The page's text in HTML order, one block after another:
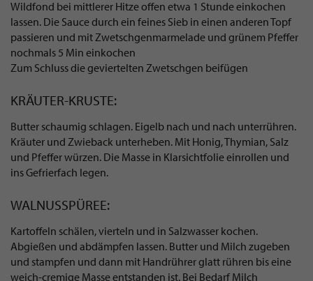
Wildfond bei mittlerer Hitze offen etwa 1 Stunde einkochen
lassen. Die Sauce durch ein feines Sieb in einen anderen Topf
passieren und mit Zwetschgenmarmelade und grünem Pfeffer
nochmals 5 Min einkochen
Zum Schluss die geviertelten Zwetschgen beifügen
KRÄUTER-KRUSTE:
Butter schaumig schlagen. Eigelb nach und nach unterrühren.
Kräuter und Zwieback unterheben. Mit Honig, Thymian, Salz
und Pfeffer würzen. Die Masse in Klarsichtfolie einrollen und
ins Gefrierfach legen.
WALNUSSPÜREE:
Kartoffeln schälen, vierteln und in Salzwasser kochen.
Abgießen und abdämpfen lassen. Butter und Milch zugeben
und stampfen und dann mit Handrührer glatt rühren bis eine
weich-cremige Masse entstanden ist. Bei Bedarf Milch